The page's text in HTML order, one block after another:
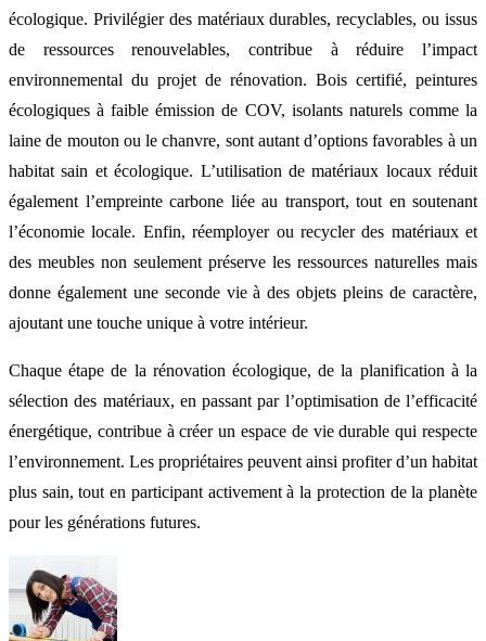
écologique. Privilégier des matériaux durables, recyclables, ou issus
de ressources renouvelables, contribue à réduire l’impact
environnemental du projet de rénovation. Bois certifié, peintures
écologiques à faible émission de COV, isolants naturels comme la
laine de mouton ou le chanvre, sont autant d’options favorables à un
habitat sain et écologique. L’utilisation de matériaux locaux réduit
également l’empreinte carbone liée au transport, tout en soutenant
l’économie locale. Enfin, réemployer ou recycler des matériaux et
des meubles non seulement préserve les ressources naturelles mais
donne également une seconde vie à des objets pleins de caractère,
ajoutant une touche unique à votre intérieur.
Chaque étape de la rénovation écologique, de la planification à la
sélection des matériaux, en passant par l’optimisation de l’efficacité
énergétique, contribue à créer un espace de vie durable qui respecte
l’environnement. Les propriétaires peuvent ainsi profiter d’un habitat
plus sain, tout en participant activement à la protection de la planète
pour les générations futures.